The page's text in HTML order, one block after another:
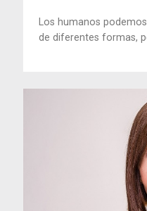
Los humanos
de diferentes formas,